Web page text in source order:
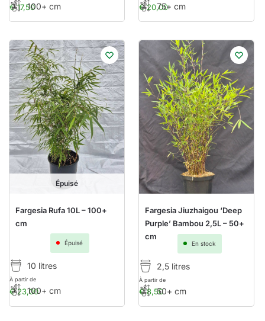
€17,50100+ cm €20,0075+ cm
Épuisé
Fargesia Rufa 10L – 100+
cm
Épuisé
€23,00
À partir de
10 litres
100+ cm
Fargesia Jiuzhaigou ‘Deep
Purple’ Bambou 2,5L – 50+
cm
En stock
€8,50
À partir de
2,5 litres
50+ cm